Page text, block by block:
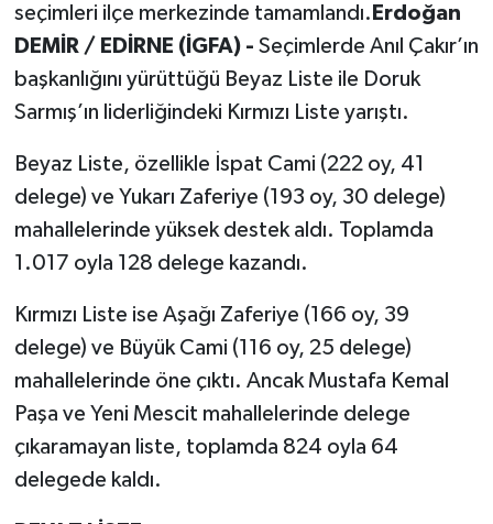
seçimleri ilçe merkezinde tamamlandı. Erdoğan
DEMİR / EDİRNE (İGFA) - Seçimlerde Anıl Çakır’ın
başkanlığını yürüttüğü Beyaz Liste ile Doruk
Sarmış’ın liderliğindeki Kırmızı Liste yarıştı.
Beyaz Liste, özellikle İspat Cami (222 oy, 41
delege) ve Yukarı Zaferiye (193 oy, 30 delege)
mahallelerinde yüksek destek aldı. Toplamda
1.017 oyla 128 delege kazandı.
Kırmızı Liste ise Aşağı Zaferiye (166 oy, 39
delege) ve Büyük Cami (116 oy, 25 delege)
mahallelerinde öne çıktı. Ancak Mustafa Kemal
Paşa ve Yeni Mescit mahallelerinde delege
çıkaramayan liste, toplamda 824 oyla 64
delegede kaldı.